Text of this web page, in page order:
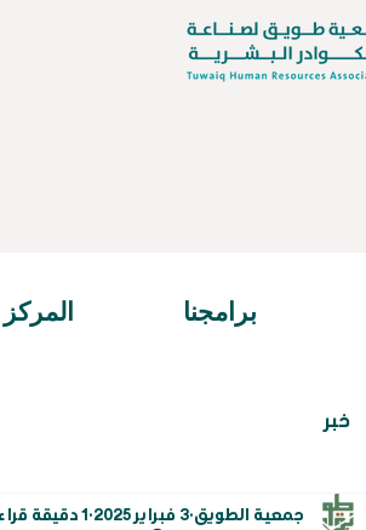
برامجنا
خبر
جمعية الطويق 3 فبراير 2025 1 دقيقة قراءة